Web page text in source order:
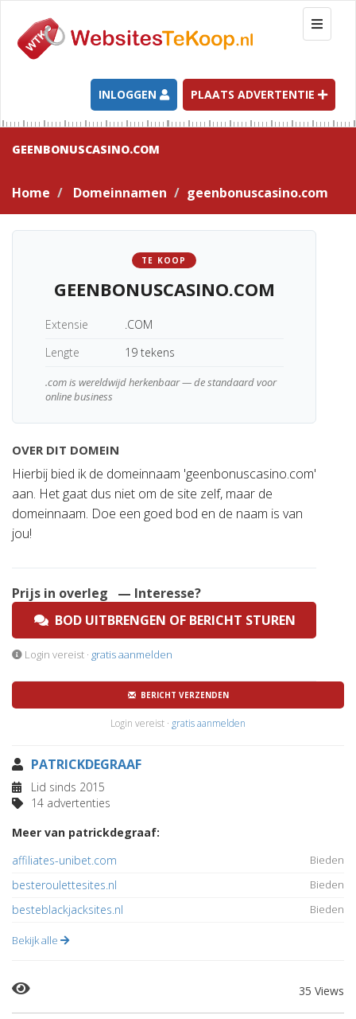
T
o
g
l
e
n
g
a
t
INLOGGEN PLAATS ADVERTENTIE
GEENBONUSCASINO.COM
Home Domeinnamen geenbonuscasino.com
TE KOOP
GEENBONUSCASINO.COM
Extensie
.COM
Lengte
19 tekens
.com is wereldwijd herkenbaar — de standaard voor
online business
OVER DIT DOMEIN
Hierbij bied ik de domeinnaam 'geenbonuscasino.com'
aan. Het gaat dus niet om de site zelf, maar de
domeinnaam. Doe een goed bod en de naam is van
jou!
Prijs in overleg
— Interesse?
BOD UITBRENGEN OF BERICHT STUREN
Login vereist · gratis aanmelden
BERICHT VERZENDEN
Login vereist · gratis aanmelden
PATRICKDEGRAAF
Lid sinds 2015
14 advertenties
Meer van patrickdegraaf:
affiliates-unibet.com
Bieden
besteroulettesites.nl Bieden
besteblackjacksites.nl Bieden
Bekijk alle
35 Views